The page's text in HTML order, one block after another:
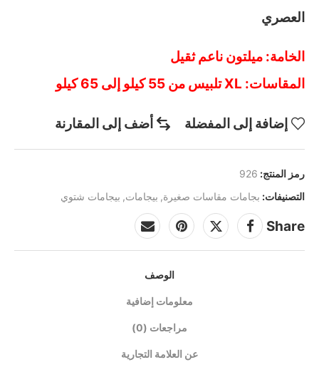
العصري
الخامة: ميلتون ناعم ثقيل
المقاسات: XL تلبيس من 55 كيلو إلى 65 كيلو
إضافة إلى المفضلة أضف إلى المقارنة
رمز المنتج: 926
التصنيفات: بجامات مقاسات صغيرة, بيجامات, بيجامات شتوي
Share
الوصف
معلومات إضافية
مراجعات (0)
عن العلامة التجارية